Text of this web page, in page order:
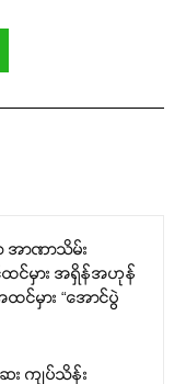
အာဏာသိမ်း
င်မှား အရှိန်အဟုန်
မှား “အောင်ပွဲ
ေး ကျပ်သိန်း